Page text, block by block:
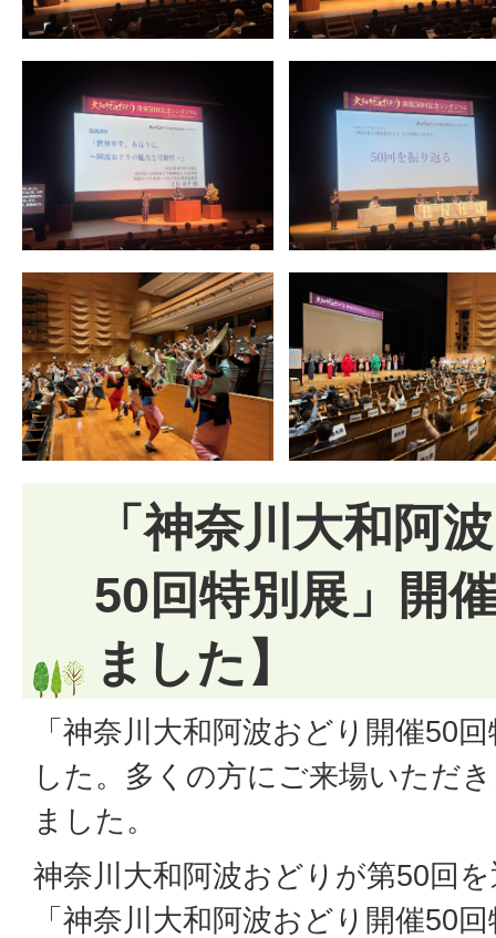
「神奈川大和阿
50回特別展」開
ました】
「神奈川大和阿波おどり開催50
した。多くの方にご来場いただ
ました。
神奈川大和阿波おどりが第50回
「神奈川大和阿波おどり開催50